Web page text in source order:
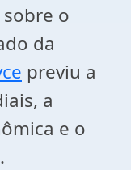
o
da
previu a
a
e o